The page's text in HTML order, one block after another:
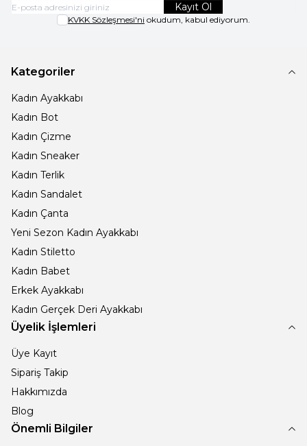
Kayıt Ol
KVKK Sözleşmesi'ni okudum, kabul ediyorum.
Kategoriler
Kadın Ayakkabı
Kadın Bot
Kadın Çizme
Kadın Sneaker
Kadın Terlik
Kadın Sandalet
Kadın Çanta
Yeni Sezon Kadın Ayakkabı
Kadın Stiletto
Kadın Babet
Erkek Ayakkabı
Kadın Gerçek Deri Ayakkabı
Üyelik İşlemleri
Üye Kayıt
Sipariş Takip
Hakkımızda
Blog
Önemli Bilgiler